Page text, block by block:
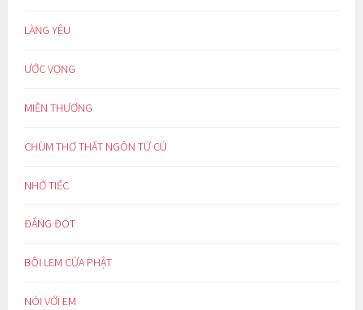
LÀNG YÊU
ƯỚC VỌNG
MIỀN THƯƠNG
CHÙM THƠ THẤT NGÔN TỨ CÚ
NHỚ TIẾC
ĐẮNG ĐÓT
BÔI LEM CỬA PHẬT
NÓI VỚI EM